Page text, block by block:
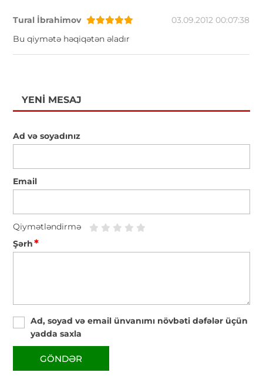
Tural İbrahimov
03.09.2012 00:07:38
Bu qiymətə həqiqətən əladır
YENI MESAJ
Ad və soyadınız
Email
Qiymətləndirmə
Şərh*
Ad, soyad və email ünvanımı növbəti dəfələr üçün
yadda saxla
GÖNDƏR